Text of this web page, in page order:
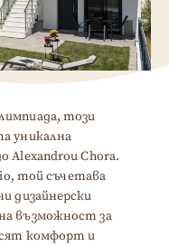
този
уникална
Alexandrou Chora.
той съчетава
дизайнерски
възможност за
комфорт и